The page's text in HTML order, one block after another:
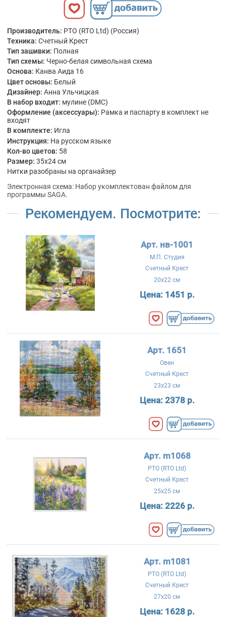
Производитель: РТО (RTO Ltd) (Россия)
Техника: Счетный Крест
Тип зашивки: Полная
Тип схемы: Черно-белая символьная схема
Основа: Канва Аида 16
Цвет основы: Белый
Дизайнер: Анна Ульчицкая
В набор входит: мулине (DMC)
Оформление (аксессуары): Рамка и паспарту в комплект не
входят
В комплекте: Игла
Инструкция: На русском языке
Кол-во цветов: 58
Размер: 35x24 см
Нитки разобраны на органайзер
Электронная схема: Набор укомплектован файлом для
программы SAGA.
Рекомендуем. Посмотрите:
Арт. нв-1001
М.П. Студия
Счетный Крест
20x22 см
Цена: 1451 р.
Арт. 1651
Овен
Счетный Крест
23x23 см
Цена: 2378 р.
Арт. m1068
РТО (RTO Ltd)
Счетный Крест
25x25 см
Цена: 2226 р.
Арт. m1081
РТО (RTO Ltd)
Счетный Крест
27x20 см
Цена: 1628 р.